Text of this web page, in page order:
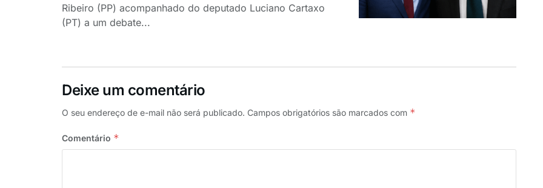
Ribeiro (PP) acompanhado do deputado Luciano Cartaxo
(PT) a um debate...
Deixe um comentário
O seu endereço de e-mail não será publicado. Campos obrigatórios são marcados com *
Comentário *